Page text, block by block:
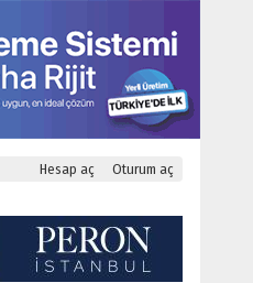
Hesap aç Oturum aç